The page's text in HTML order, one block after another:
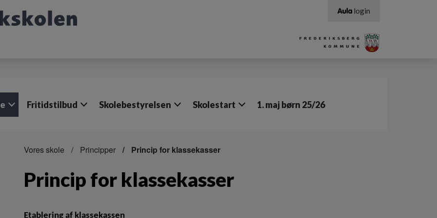
login
Fritidstilbud Skolebestyrelsen Skolestart 1. maj børn 25/26
Vores skole Principper Princip for klassekasser
Princip for klassekasser
Etablering af klassekassen